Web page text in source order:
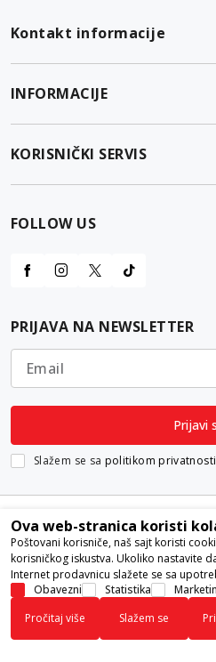
Kontakt informacije
INFORMACIJE
KORISNIČKI SERVIS
FOLLOW US
PRIJAVA NA NEWSLETTER
Email
Prijavi
Slažem se sa politikom privatnosti
Nastojimo da budemo što precizniji u
samih cena, ali ne možemo
bez grešaka. Svi artikli prikazani na
podrazumeva da su
Ova web-stranica koristi
Poštovani korisniče, naš sajt koristi
korisničkog iskustva. Ukoliko nastavite
Internet prodavnicu slažete se sa
Obavezni
Statistika
Pročitaj više
Slažem se